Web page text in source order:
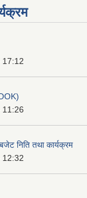
17:12
11:26
निति तथा कार्यक्रम
12:32